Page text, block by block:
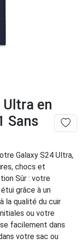
Ultra en
Sans
Galaxy S24 Ultra,
chocs et
Sûr : votre
grâce à un
la qualité du cuir
ou votre
facilement dans
votre sac ou